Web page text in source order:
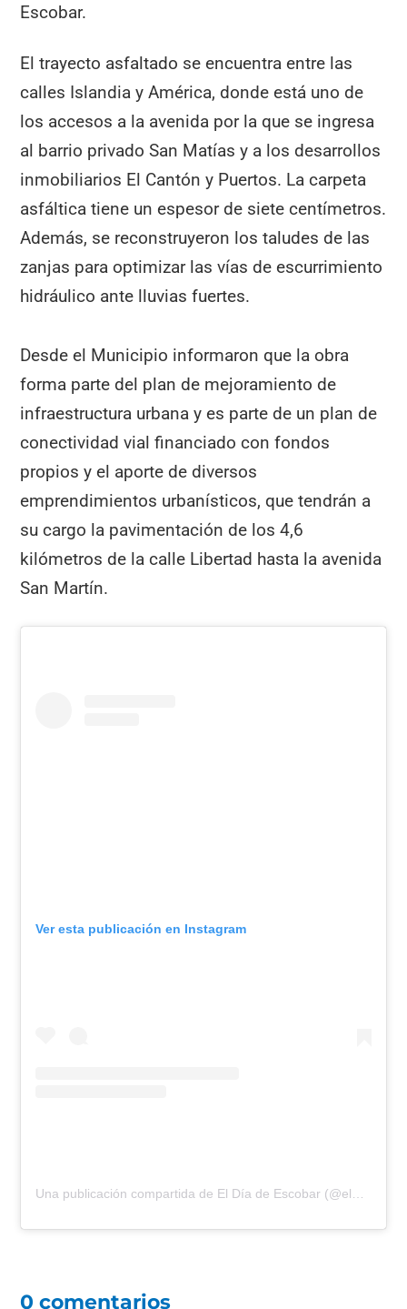
Escobar.
El trayecto asfaltado se encuentra entre las
calles Islandia y América, donde está uno de
los accesos a la avenida por la que se ingresa
al barrio privado San Matías y a los desarrollos
inmobiliarios El Cantón y Puertos. La carpeta
asfáltica tiene un espesor de siete centímetros.
Además, se reconstruyeron los taludes de las
zanjas para optimizar las vías de escurrimiento
hidráulico ante lluvias fuertes.
Desde el Municipio informaron que la obra
forma parte del plan de mejoramiento de
infraestructura urbana y es parte de un plan de
conectividad vial financiado con fondos
propios y el aporte de diversos
emprendimientos urbanísticos, que tendrán a
su cargo la pavimentación de los 4,6
kilómetros de la calle Libertad hasta la avenida
San Martín.
Ver esta publicación en Instagram
0 comentarios